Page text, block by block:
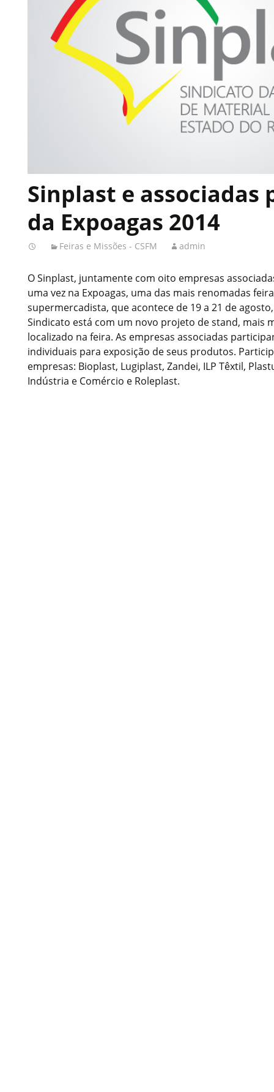
Sinplast e
da Expoagas 2014
Feiras e Missões - CSFM admin
O Sinplast, juntamente com oito empresas
uma vez na Expoagas, uma das mais renomadas
supermercadista, que acontece de 19 a 21 de
Sindicato está com um novo projeto de stand, mais
localizado na feira. As empresas associadas
individuais para exposição de seus produtos.
empresas: Bioplast, Lugiplast, Zandei, ILP Têxtil,
Indústria e Comércio e Roleplast.